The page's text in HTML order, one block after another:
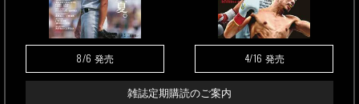
8/6 発売 4/16 発売
雑誌定期購読のご案内